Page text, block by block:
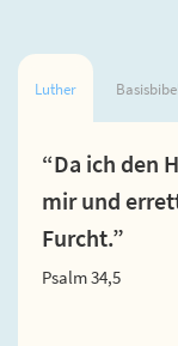
Luther
“Da ich den
mir und
Furcht.”
Psalm 34,5